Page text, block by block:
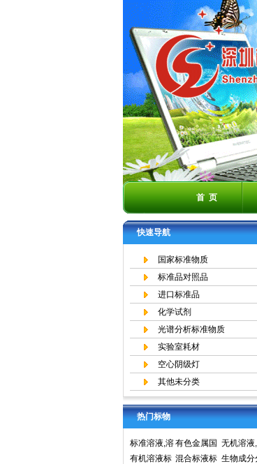
首 页
快速导航
国家标准物质
标准品对照品
进口标准品
化学试剂
光谱分析标准物质
实验室耗材
空心阴级灯
其他未分类
热门标物
标准溶液,溶
液标准物质,
有色金属国
家标准物质
无机溶液
家标准物
有机溶液标 混合标液标 生物成分